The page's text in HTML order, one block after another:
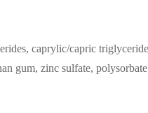
caprylic/capric
gum, zinc sulfate,